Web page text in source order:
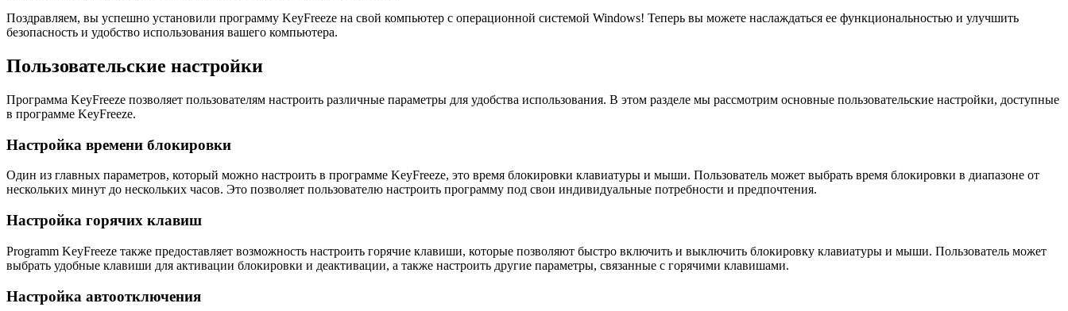
Поздравляем, вы успешно установили программу KeyFreeze на свой компьютер с операционной системой Windows! Теперь вы можете наслаждаться ее функциональностью и улучшить
безопасность и удобство использования вашего компьютера.
Пользовательские настройки
Программа KeyFreeze позволяет пользователям настроить различные параметры для удобства использования. В этом разделе мы рассмотрим основные пользовательские настройки, доступные
в программе KeyFreeze.
Настройка времени блокировки
Один из главных параметров, который можно настроить в программе KeyFreeze, это время блокировки клавиатуры и мыши. Пользователь может выбрать время блокировки в диапазоне от
нескольких минут до нескольких часов. Это позволяет пользователю настроить программу под свои индивидуальные потребности и предпочтения.
Настройка горячих клавиш
Programm KeyFreeze также предоставляет возможность настроить горячие клавиши, которые позволяют быстро включить и выключить блокировку клавиатуры и мыши. Пользователь может
выбрать удобные клавиши для активации блокировки и деактивации, а также настроить другие параметры, связанные с горячими клавишами.
Настройка автоотключения